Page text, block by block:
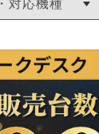
対応機種